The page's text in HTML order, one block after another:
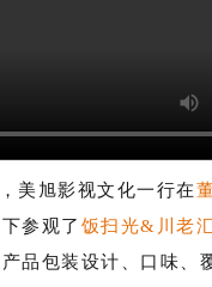
美旭影视文化一行在
参观了 饭扫光&川老
品包装设计、口味、